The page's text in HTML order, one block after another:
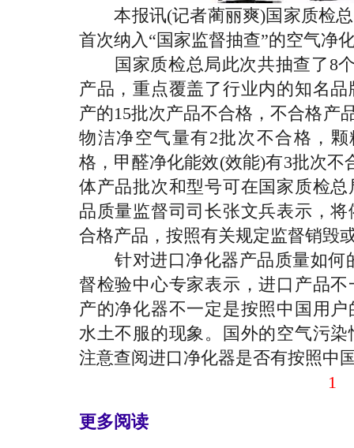
本报讯(记者蔺丽爽)国家质检总
首次纳入“国家监督抽查”的空气净
国家质检总局此次共抽查了8个
产品，重点覆盖了行业内的知名
产的15批次产品不合格，不合格产
物洁净空气量有2批次不合格，
格，甲醛净化能效(效能)有3批次不
体产品批次和型号可在国家质检
品质量监督司司长张文兵表示，
合格产品，按照有关规定监督销毁
针对进口净化器产品质量如何
督检验中心专家表示，进口产品
产的净化器不一定是按照中国用
水土不服的现象。国外的空气污
注意查阅进口净化器是否有按照中
1
更多阅读